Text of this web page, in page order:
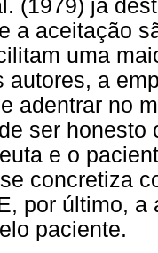
(1979) já
a aceitação
uma
autores, a
adentrar no
ser
e o
concretiza
por último,
paciente.